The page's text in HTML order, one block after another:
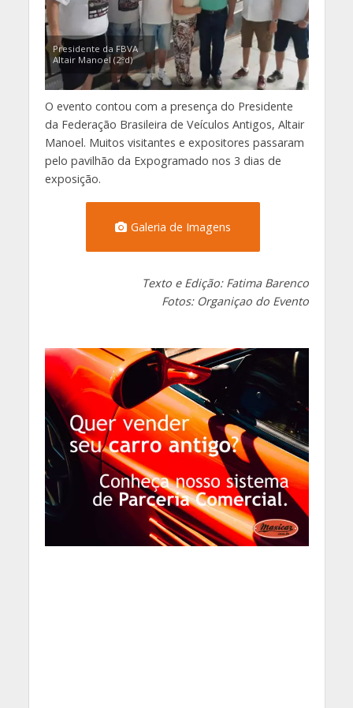
Presidente da FBVA
Altair Manoel (2ºd)
O evento contou com a presença do Presidente
da Federação Brasileira de Veículos Antigos, Altair
Manoel. Muitos visitantes e expositores passaram
pelo pavilhão da Expogramado nos 3 dias de
exposição.
Galeria de Imagens
Texto e Edição: Fatima Barenco
Fotos: Organiçao do Evento